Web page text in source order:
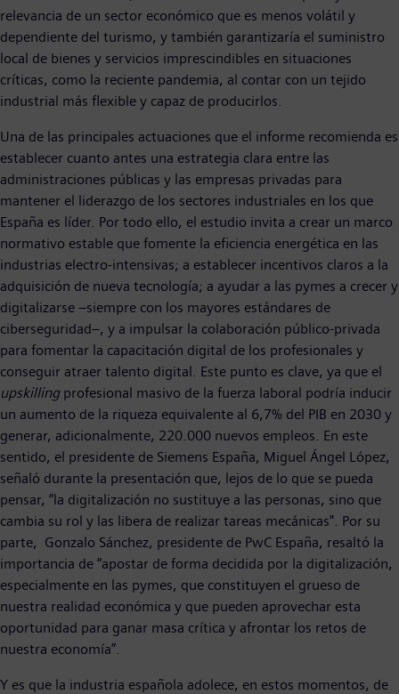
relevancia de un sector económico que es menos volátil y
dependiente del turismo, y también garantizaría el suministro
local de bienes y servicios imprescindibles en situaciones
críticas, como la reciente pandemia, al contar con un tejido
industrial más flexible y capaz de producirlos.
Una de las principales actuaciones que el informe recomienda es
establecer cuanto antes una estrategia clara entre las
administraciones públicas y las empresas privadas para
mantener el liderazgo de los sectores industriales en los que
España es líder. Por todo ello, el estudio invita a crear un marco
normativo estable que fomente la eficiencia energética en las
industrias electro-intensivas; a establecer incentivos claros a la
adquisición de nueva tecnología; a ayudar a las pymes a crecer y
digitalizarse −siempre con los mayores estándares de
ciberseguridad−, y a impulsar la colaboración público-privada
para fomentar la capacitación digital de los profesionales y
conseguir atraer talento digital. Este punto es clave, ya que el
upskillingprofesional masivo de la fuerza laboral podría inducir
un aumento de la riqueza equivalente al 6,7% del PIB en 2030 y
generar, adicionalmente, 220.000 nuevos empleos. En este
sentido, el presidente de Siemens España, Miguel Ángel López,
señaló durante la presentación que, lejos de lo que se pueda
pensar, “la digitalización no sustituye a las personas, sino que
cambia su rol y las libera de realizar tareas mecánicas". Por su
parte, Gonzalo Sánchez, presidente de PwC España, resaltó la
importancia de “apostar de forma decidida por la digitalización,
especialmente en las pymes, que constituyen el grueso de
nuestra realidad económica y que pueden aprovechar esta
oportunidad para ganar masa crítica y afrontar los retos de
nuestra economía”.
Y es que la industria española adolece, en estos momentos, de